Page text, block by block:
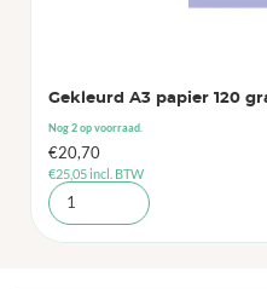
Gekleurd A3 papier 120
Nog 2 op voorraad.
€20,70
€25,05incl. BTW